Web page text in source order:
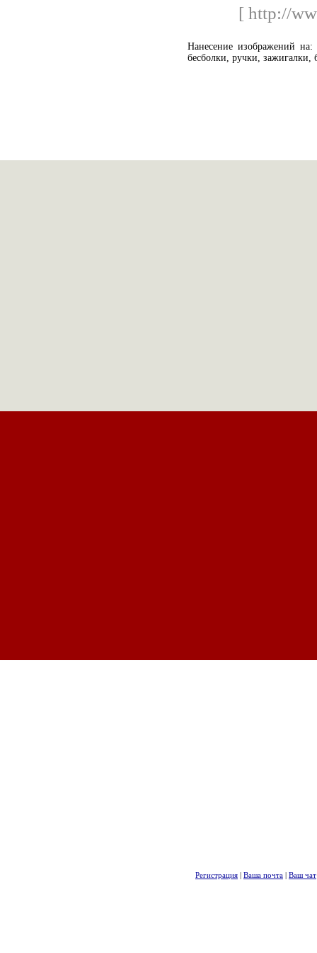
[ http://
Нанесение изображений
бесболки, ручки, зажигалки,
Регистрация | Ваша почта | Ваш чат